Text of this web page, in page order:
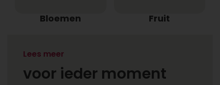
Bloemen Fruit
Een cadeau versturen
voor ieder moment
Lees meer